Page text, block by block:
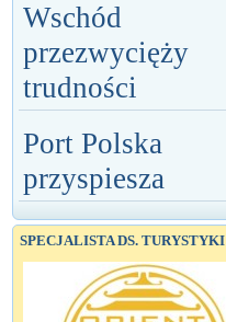
Wschód
przezwycięży
trudności
Port Polska
przyspiesza
SPECJALISTA DS. TURYSTYKI